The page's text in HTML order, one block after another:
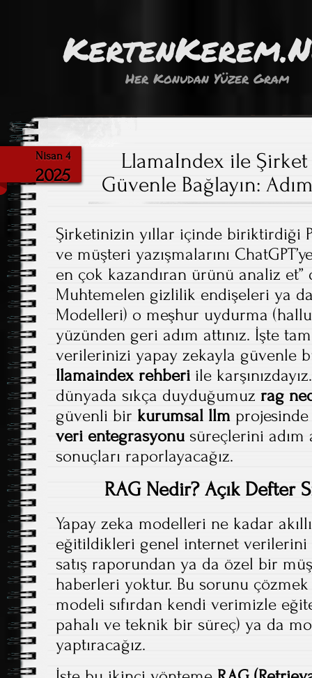
Her Konudan Yüzer Gram
Nisan 4
2025
LlamaIndex ile
Güvenle Bağlayın:
Şirketinizin yıllar içinde biriktirdiği
ve müşteri yazışmalarını
en çok kazandıran ürünü analiz
Muhtemelen gizlilik endişeleri ya
Modelleri) o meşhur uydurma
yüzünden geri adım attınız. İşte
verilerinizi yapay zekayla güvenle
llamaindex rehberi ile
dünyada sıkça duyduğumuz rag
güvenli bir kurumsal llm
veri entegrasyonu süreçlerini adım
sonuçları raporlayacağız.
RAG Nedir? Açık Defter
Yapay zeka modelleri ne kadar
eğitildikleri genel internet
satış raporundan ya da özel bir
haberleri yoktur. Bu sorunu
modeli sıfırdan kendi verimizle
pahalı ve teknik bir süreç) ya da
yaptıracağız.